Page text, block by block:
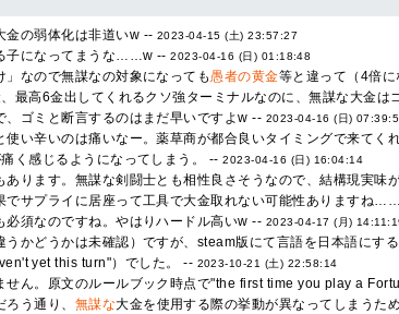
金の弱体化は非道いw -- 2023-04-15 (土) 23:57:27
子になってまうな……w --2023-04-16 (日) 01:18:48
」なので無謀なの対象になっても愚者の黄金等と違って（4倍
最高6金出してくれるクソ強ターミナルなのに、無謀な大金
、ゴミと断言するのはまだ早いですよw -- 2023-04-16 (日)
使い辛いのは痛いなー。薬草商が都合良いタイミングで来てく
く感じるようになってしまう。 --2023-04-16 (日) 16:04:14
あります。無謀な剣闘士とも相性良さそうなので、結構現実味
でサプライに居座って工具で大金取れない可能性ありますね
必須なのですね。やはりハードル高いw -- 2023-04-17 (月)
かどうかは未確認）ですが、steam版にて言語を日本語にす
yet this turn"）でした。 -- 2023-10-21 (土) 22:58:14
せん。原文のルールブック時点で"the first time you play a
う通り、 無謀な大金を使用する際の挙動が異なってしまうた